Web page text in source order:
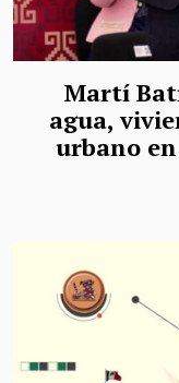
Martí
agua,
urbano